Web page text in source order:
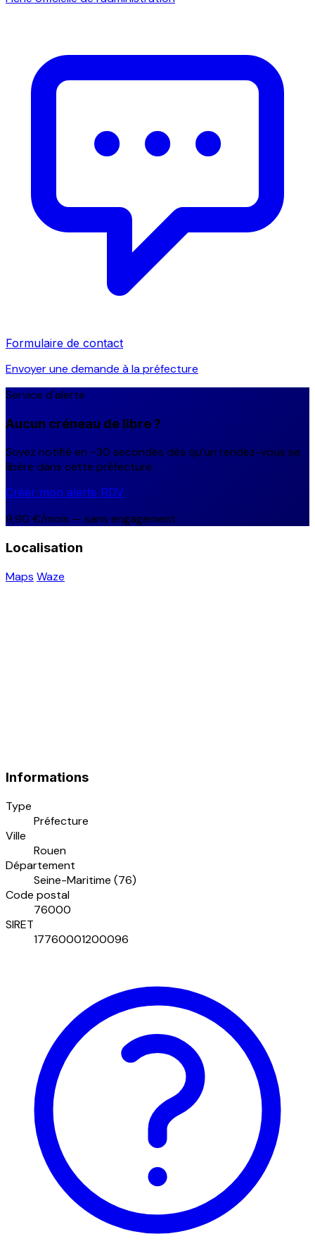
Formulaire de contact
Envoyer une demande à la préfecture
Service d'alerte
Aucun créneau de libre ?
Soyez notifié en ~30 secondes dès qu'un rendez-vous se
libère dans cette préfecture.
Créer mon alerte RDV
9,90 €/mois — sans engagement
Localisation
Maps Waze
Informations
Type
Préfecture
Ville
Rouen
Département
Seine-Maritime (76)
Code postal
76000
SIRET
17760001200096